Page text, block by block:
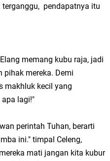
pendapatnya itu
memang kubu raja, jadi
pihak mereka. Demi
makhluk kecil yang
lagi!"
perintah Tuhan, berarti
ini." timpal Celeng,
mati jangan kita kubur